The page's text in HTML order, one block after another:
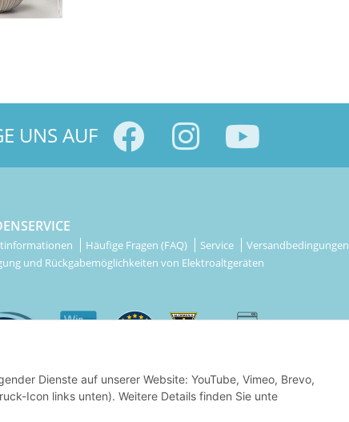
UNS AUF
Häufige Fragen (FAQ) Service Versandbedingungen
und Rückgabemöglichkeiten von Elektroaltgeräten
Dienste auf unserer Website: YouTube, Vimeo, Brevo,
Icon links unten). Weitere Details finden Sie unte